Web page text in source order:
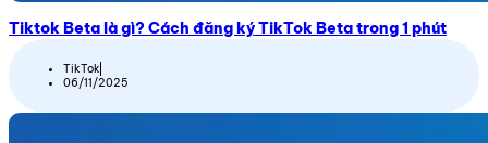
Tiktok Beta là gì? Cách đăng ký TikTok Beta trong 1 phút
TikTok
06/11/2025